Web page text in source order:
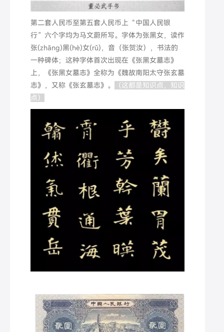
第二套人民币至第五套人民币上“中国人民银
行”六个字均为马文蔚所写。字体为张黑女，读作
张(zhāng)黑(hè)女(rǔ)，音（张贺汝），书法的
一种碑体；这种字体首次出现在《张黑女墓志》
上，《张黑女墓志》全称为《魏故南阳太守张玄墓
志》，又称《张玄墓志》。
（这都是知识点，知识
点）